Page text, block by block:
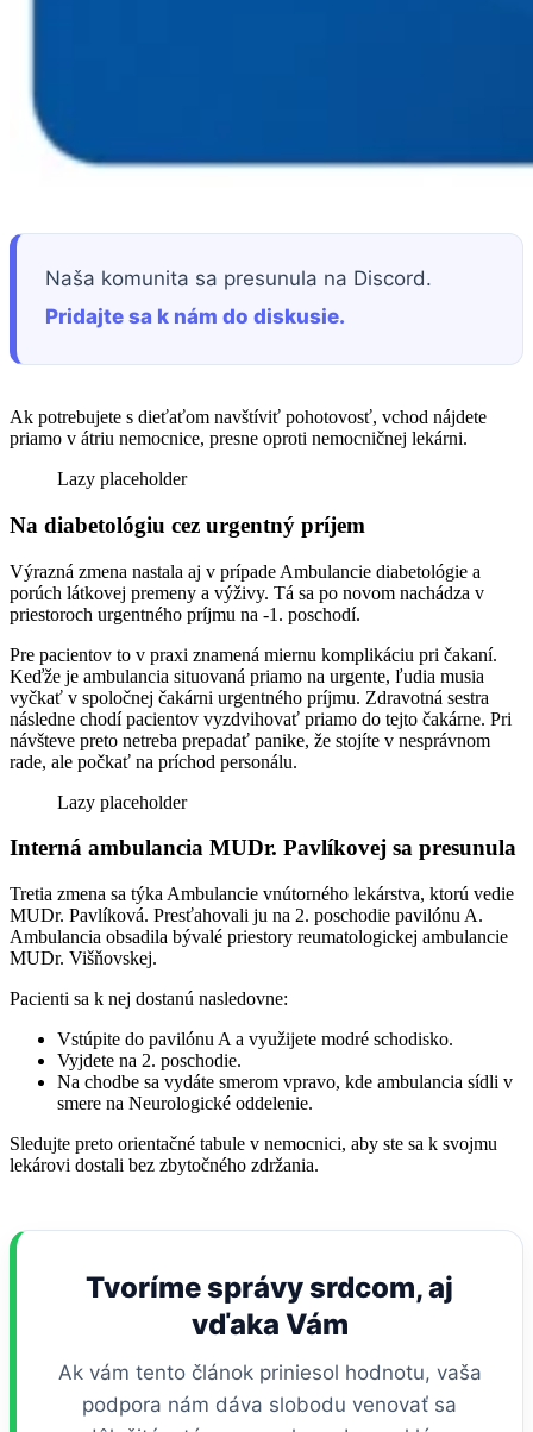
Naša komunita sa presunula na Discord.
Pridajte sa k nám do diskusie.
Ak potrebujete s dieťaťom navštíviť pohotovosť, vchod nájdete
priamo v átriu nemocnice, presne oproti nemocničnej lekárni.
Na diabetológiu cez urgentný príjem
Výrazná zmena nastala aj v prípade Ambulancie diabetológie a
porúch látkovej premeny a výživy. Tá sa po novom nachádza v
priestoroch urgentného príjmu na -1. poschodí.
Pre pacientov to v praxi znamená miernu komplikáciu pri čakaní.
Keďže je ambulancia situovaná priamo na urgente, ľudia musia
vyčkať v spoločnej čakárni urgentného príjmu. Zdravotná sestra
následne chodí pacientov vyzdvihovať priamo do tejto čakárne. Pri
návšteve preto netreba prepadať panike, že stojíte v nesprávnom
rade, ale počkať na príchod personálu.
Interná ambulancia MUDr. Pavlíkovej sa presunula
Tretia zmena sa týka Ambulancie vnútorného lekárstva, ktorú vedie
MUDr. Pavlíková. Presťahovali ju na 2. poschodie pavilónu A.
Ambulancia obsadila bývalé priestory reumatologickej ambulancie
MUDr. Višňovskej.
Pacienti sa k nej dostanú nasledovne:
Vstúpite do pavilónu A a využijete modré schodisko.
Vyjdete na 2. poschodie.
Na chodbe sa vydáte smerom vpravo, kde ambulancia sídli v
smere na Neurologické oddelenie.
Sledujte preto orientačné tabule v nemocnici, aby ste sa k svojmu
lekárovi dostali bez zbytočného zdržania.
Tvoríme správy srdcom, aj
vďaka Vám
Ak vám tento článok priniesol hodnotu, vaša
podpora nám dáva slobodu venovať sa